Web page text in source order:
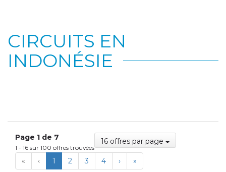
CIRCUITS EN
INDONÉSIE
Page 1 de 7
1 - 16 sur 100 offres trouvées
16 offres par page
« First‹Previous
1 2 3 4 ›Next
»